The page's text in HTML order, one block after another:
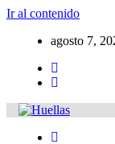
Ir al contenido
agosto 7,